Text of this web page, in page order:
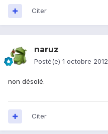
Citer
naruz
Posté(e) 1 octobre 2012
non désolé.
Citer